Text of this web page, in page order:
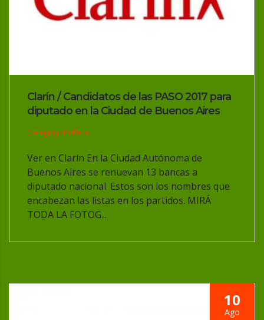
Clarín / Candidatos de las PASO 2017 para
diputado en la Ciudad de Buenos Aires
Category: Política
Ver en Clarín En la Ciudad Autónoma de
Buenos Aires se renuevan 13 bancas a
diputado nacional. Estos son los nombres que
encabezan las listas en los partidos. MIRÁ
TODA LA FOTOG...
10
Ago